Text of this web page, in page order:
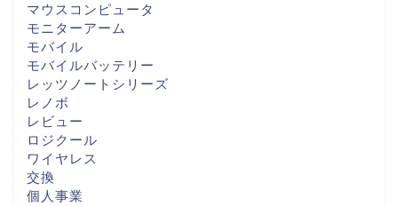
マウスコンピュータ
モニターアーム
モバイル
モバイルバッテリー
レッツノートシリーズ
レノボ
レビュー
ロジクール
ワイヤレス
交換
個人事業